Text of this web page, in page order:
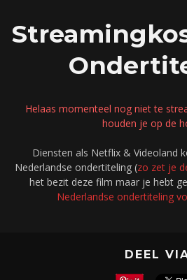
Helaas momenteel nog niet te
houden je op de
Diensten als Netflix & Videoland
Nederlandse ondertiteling (zo zet je
het bezit deze film maar je hebt
Nederlandse ondertiteling
DEEL